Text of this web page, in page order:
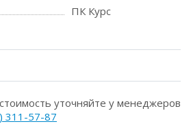
ПК Курс
уточняйте у менеджеров
311-57-87